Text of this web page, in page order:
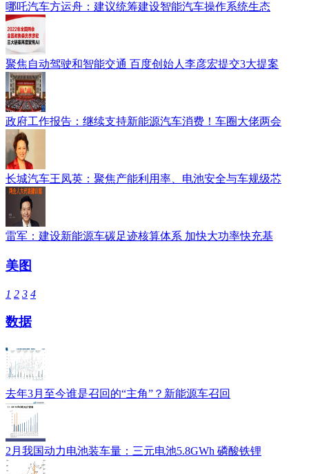
哪吒汽车方运舟：建议统筹建设智能汽车操作系统生态
聚焦自动驾驶和智能交通 百度创始人李彦宏提交3大提案
政府工作报告：继续支持新能源汽车消费！车圈大佬两会
长城汽车王凤英：聚焦产能利用率、电池安全与车规级芯
雷军：建设新能源车碳足迹核算体系 加快大功率快充基
美图
1 2 3 4
数据
去年3月至今谁是召回的“主角”？新能源车召回
2月我国动力电池装车量：三元电池5.8GWh 磷酸铁锂